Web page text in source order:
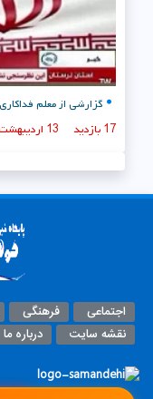
گزارشی از معلم
17 بازدید 13 اردیبهشت 1405
اجتماعی فرهنگی
نقشه سایت
درباره ما